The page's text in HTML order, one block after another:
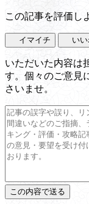
この記事を評価し
イマイチ い
いただいた内容は
す。個々のご意見
さいませ。